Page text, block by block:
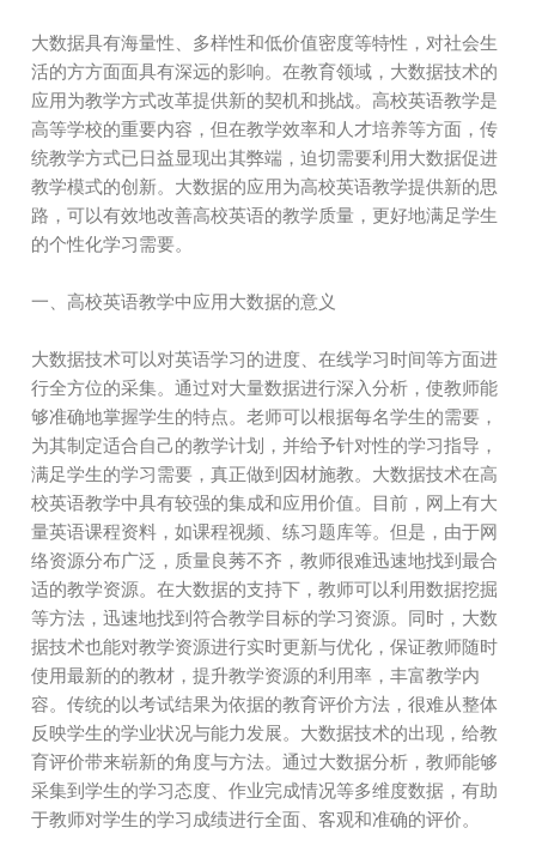
大数据具有海量性、多样性和低价值密度等特性，对社会生
活的方方面面具有深远的影响。在教育领域，大数据技术的
应用为教学方式改革提供新的契机和挑战。高校英语教学是
高等学校的重要内容，但在教学效率和人才培养等方面，传
统教学方式已日益显现出其弊端，迫切需要利用大数据促进
教学模式的创新。大数据的应用为高校英语教学提供新的思
路，可以有效地改善高校英语的教学质量，更好地满足学生
的个性化学习需要。
一、高校英语教学中应用大数据的意义
大数据技术可以对英语学习的进度、在线学习时间等方面进
行全方位的采集。通过对大量数据进行深入分析，使教师能
够准确地掌握学生的特点。老师可以根据每名学生的需要，
为其制定适合自己的教学计划，并给予针对性的学习指导，
满足学生的学习需要，真正做到因材施教。大数据技术在高
校英语教学中具有较强的集成和应用价值。目前，网上有大
量英语课程资料，如课程视频、练习题库等。但是，由于网
络资源分布广泛，质量良莠不齐，教师很难迅速地找到最合
适的教学资源。在大数据的支持下，教师可以利用数据挖掘
等方法，迅速地找到符合教学目标的学习资源。同时，大数
据技术也能对教学资源进行实时更新与优化，保证教师随时
使用最新的的教材，提升教学资源的利用率，丰富教学内
容。传统的以考试结果为依据的教育评价方法，很难从整体
反映学生的学业状况与能力发展。大数据技术的出现，给教
育评价带来崭新的角度与方法。通过大数据分析，教师能够
采集到学生的学习态度、作业完成情况等多维度数据，有助
于教师对学生的学习成绩进行全面、客观和准确的评价。